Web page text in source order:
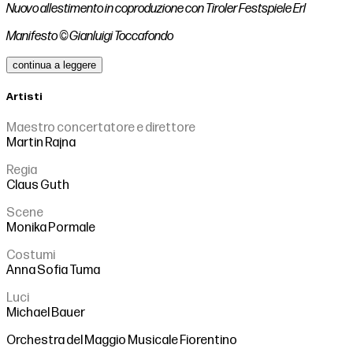
Nuovo allestimento in coproduzione con Tiroler Festspiele Erl
Manifesto © Gianluigi Toccafondo
continua a leggere
Artisti
Maestro concertatore e direttore
Martin Rajna
Regia
Claus Guth
Scene
Monika Pormale
Costumi
Anna Sofia Tuma
Luci
Michael Bauer
Orchestra del Maggio Musicale Fiorentino